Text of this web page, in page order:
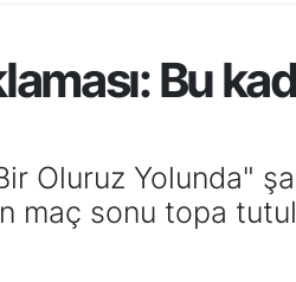
Bu
Oluruz Yolunda"
sonu topa